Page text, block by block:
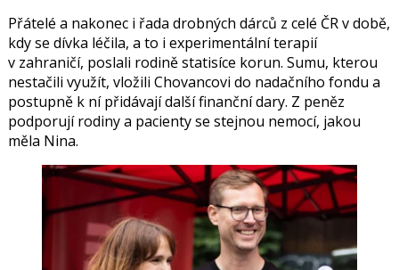
Přátelé a nakonec i řada drobných dárců z celé ČR v době,
kdy se dívka léčila, a to i experimentální terapií
v zahraničí, poslali rodině statisíce korun. Sumu, kterou
nestačili využít, vložili Chovancovi do nadačního fondu a
postupně k ní přidávají další finanční dary. Z peněz
podporují rodiny a pacienty se stejnou nemocí, jakou
měla Nina.